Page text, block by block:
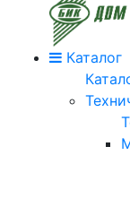
Каталог